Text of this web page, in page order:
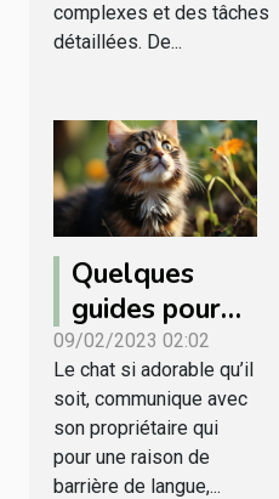
complexes et des tâches
détaillées. De...
Quelques
guides pour
déchiffrer le
langage de
votre chat
09/02/2023 02:02
Le chat si adorable qu’il
soit, communique avec
son propriétaire qui
pour une raison de
barrière de langue,...